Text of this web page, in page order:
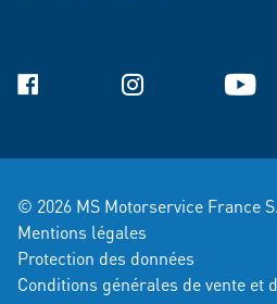
Facebook Instagram YouTube
© 2026 MS Motorservice France
Mentions légales
Protection des données
Conditions générales de vente et